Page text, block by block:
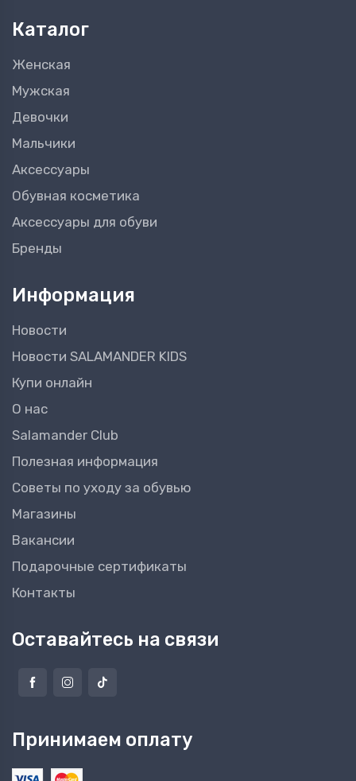
Каталог
Женская
Мужская
Девочки
Мальчики
Аксессуары
Обувная косметика
Аксессуары для обуви
Бренды
Информация
Новости
Новости SALAMANDER KIDS
Купи онлайн
О нас
Salamander Club
Полезная информация
Советы по уходу за обувью
Магазины
Вакансии
Подарочные сертификаты
Контакты
Оставайтесь на связи
Принимаем оплату